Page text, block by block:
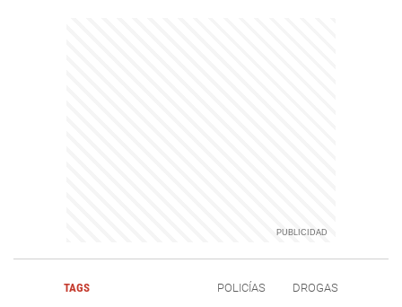
TAGS POLICÍAS DROGAS